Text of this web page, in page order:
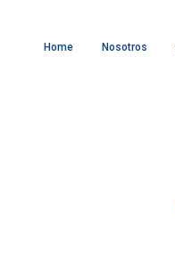
Home Nosotros